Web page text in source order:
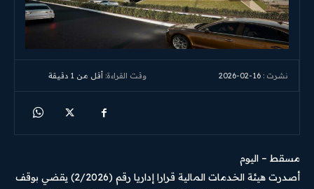
نشرت : 2026-02-16 وقت القراءة: أقل من 1 دقيقة
مسقط – اليوم
أصدرت هيئة الخدمات المالية قرارا إداريا رقم (2/2026) يقضي بوقف